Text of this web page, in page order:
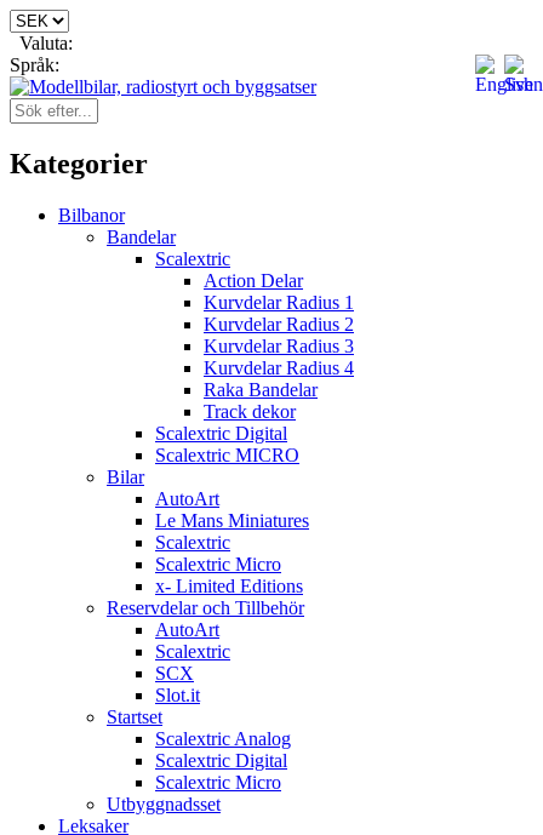
Valuta:
Språk:
Kategorier
Bilbanor
Bandelar
Scalextric
Action Delar
Kurvdelar Radius 1
Kurvdelar Radius 2
Kurvdelar Radius 3
Kurvdelar Radius 4
Raka Bandelar
Track dekor
Scalextric Digital
Scalextric MICRO
Bilar
AutoArt
Le Mans Miniatures
Scalextric
Scalextric Micro
x- Limited Editions
Reservdelar och Tillbehör
AutoArt
Scalextric
SCX
Slot.it
Startset
Scalextric Analog
Scalextric Digital
Scalextric Micro
Utbyggnadsset
Leksaker